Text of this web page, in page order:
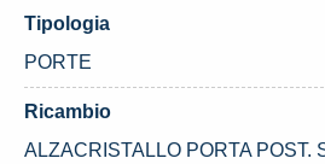
Tipologia
PORTE
Ricambio
ALZACRISTALLO PORTA POST.